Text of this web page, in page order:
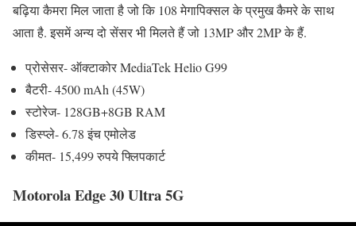
बढ़िया कैमरा मिल जाता है जो कि 108 मेगापिक्सल के प्रमुख कैमरे के साथ
आता है. इसमें अन्य दो सेंसर भी मिलते हैं जो 13MP और 2MP के हैं.
प्रोसेसर- ऑक्टाकोर MediaTek Helio G99
बैटरी- 4500 mAh (45W)
स्टोरेज- 128GB+8GB RAM
डिस्प्ले- 6.78 इंच एमोलेड
कीमत- 15,499 रुपये फ्लिपकार्ट
Motorola Edge 30 Ultra 5G